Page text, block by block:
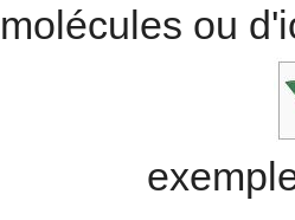
molécules ou